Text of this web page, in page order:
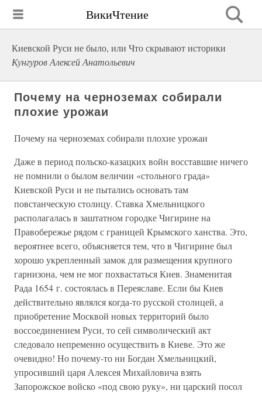
ВикиЧтение
Киевской Руси не было, или Что скрывают историки
Кунгуров Алексей Анатольевич
Почему на черноземах собирали
плохие урожаи
Почему на черноземах собирали плохие урожаи
Даже в период польско-казацких войн восставшие ничего
не помнили о былом величии «стольного града»
Киевской Руси и не пытались основать там
повстанческую столицу. Ставка Хмельницкого
располагалась в заштатном городке Чигирине на
Правобережье рядом с границей Крымского ханства. Это,
вероятнее всего, объясняется тем, что в Чигирине был
хорошо укрепленный замок для размещения крупного
гарнизона, чем не мог похвастаться Киев. Знаменитая
Рада 1654 г. состоялась в Переяславе. Если бы Киев
действительно являлся когда-то русской столицей, а
приобретение Москвой новых территорий было
воссоединением Руси, то сей символический акт
следовало непременно осуществить в Киеве. Это же
очевидно! Но почему-то ни Богдан Хмельницкий,
упросивший царя Алексея Михайловича взять
Запорожское войско «под свою руку», ни царский посол